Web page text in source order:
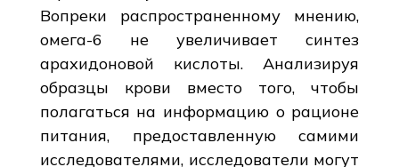
Вопреки распространенному мнению,
омега-6 не увеличивает синтез
арахидоновой кислоты. Анализируя
образцы крови вместо того, чтобы
полагаться на информацию о рационе
питания, предоставленную самими
исследователями, исследователи могут